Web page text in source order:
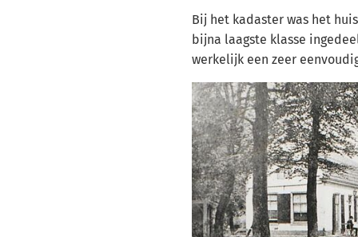
Bij het kadaster was het
bijna laagste klasse
werkelijk een zeer